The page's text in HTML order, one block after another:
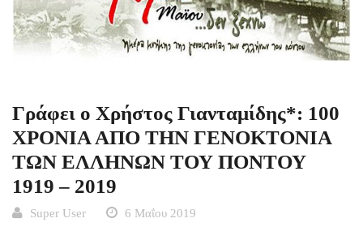
Γράφει ο Χρήστος Γιανταμίδης*: 100
ΧΡΟΝΙΑ ΑΠΟ ΤΗΝ ΓΕΝΟΚΤΟΝΙΑ
ΤΩΝ ΕΛΛΗΝΩΝ ΤΟΥ ΠΟΝΤΟΥ
1919 – 2019
Super User
6 Μαΐου 2019